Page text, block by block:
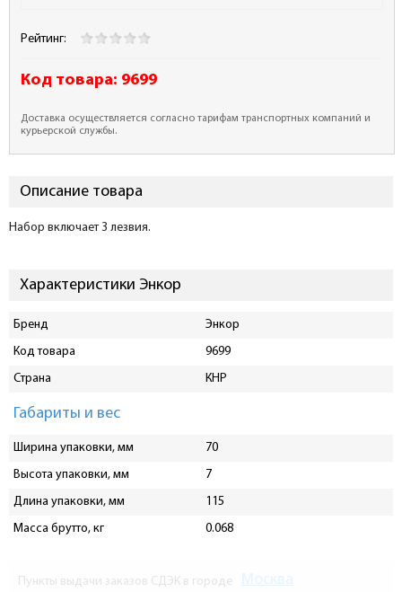
Рейтинг:
Код товара: 9699
Доставка осуществляется согласно тарифам транспортных компаний и
курьерской службы.
Описание товара
Набор включает 3 лезвия.
Характеристики Энкор
Бренд
Энкор
Код товара
9699
Страна
КНР
Габариты и вес
Ширина упаковки, мм
70
Высота упаковки, мм
7
Длина упаковки, мм
115
Масса брутто, кг
0.068
Пункты выдачи заказов СДЭК в городе